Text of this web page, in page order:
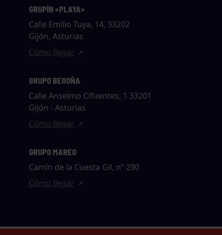
GRUPÍN «PLAYA»
Calle Emilio Tuya, 14, 33202
Gijón, Asturias
Cómo llegar
GRUPO BEGOÑA
Calle Anselmo Cifuentes, 1 33201
Gijón - Asturias
Cómo llegar
GRUPO MAREO
Camín de la Cuesta Gil, nº 290
Cómo llegar